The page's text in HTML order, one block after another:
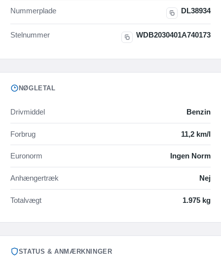
Nummerplade DL38934
Stelnummer WDB2030401A740173
NØGLETAL
Drivmiddel Benzin
Forbrug 11,2 km/l
Euronorm Ingen Norm
Anhængertræk Nej
Totalvægt 1.975 kg
STATUS & ANMÆRKNINGER